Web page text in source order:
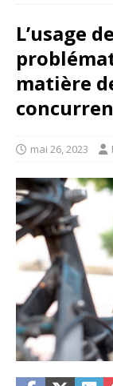
L’usage
matière
mai 26, 2023